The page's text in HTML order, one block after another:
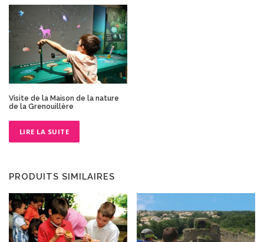
Visite de la Maison de la nature
de la Grenouillère
LIRE LA SUITE
PRODUITS SIMILAIRES